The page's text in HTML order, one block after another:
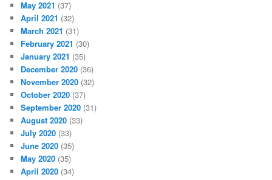
May 2021 (37)
April 2021 (32)
March 2021 (31)
February 2021 (30)
January 2021 (35)
December 2020 (36)
November 2020 (32)
October 2020 (37)
September 2020 (31)
August 2020 (33)
July 2020 (33)
June 2020 (35)
May 2020 (35)
April 2020 (34)